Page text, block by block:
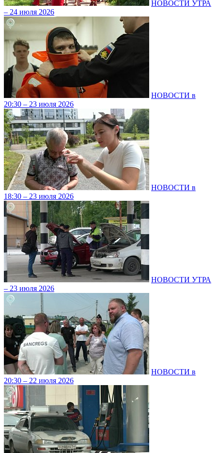
НОВОСТИ УТРА
– 24 июля 2026
НОВОСТИ в
20:30 – 23 июля 2026
НОВОСТИ в
18:30 – 23 июля 2026
НОВОСТИ УТРА
– 23 июля 2026
НОВОСТИ в
20:30 – 22 июля 2026